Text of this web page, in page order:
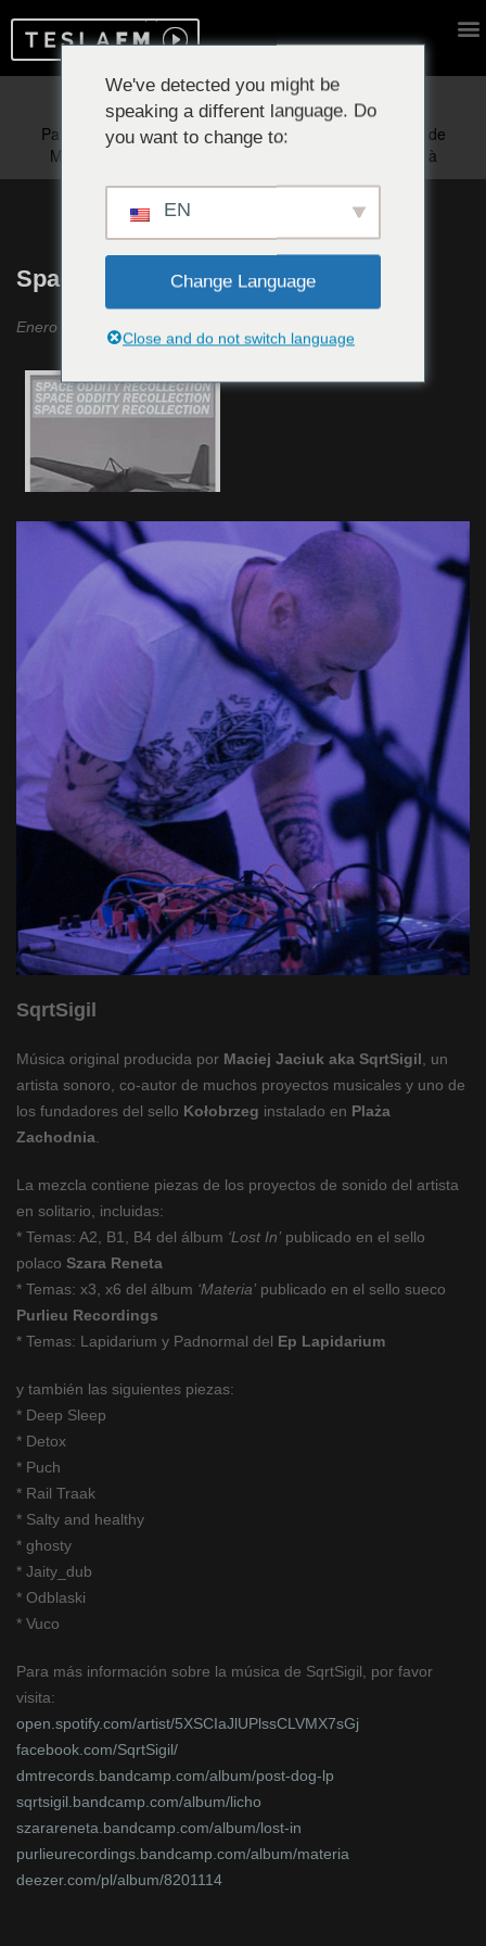
Reproduciendo ahora:
Space Oddity Recollection #7
Enero 2020
SqrtSigil
Música original producida por Maciej Jaciuk aka SqrtSigil , un
artista sonoro, co-autor de muchos proyectos musicales y uno de
los fundadores del sello Kołobrzeg instalado en Plaża
Zachodnia
La mezcla contiene piezas de los proyectos de sonido del artista
en solitario, incluidas:
* Temas: A2, B1, B4 del álbum ‘Lost In’ publicado en el sello
polaco Szara Reneta
* Temas: x3, x6 del álbum ‘Materia’ publicado en el sello sueco
Purlieu Recordings
* Temas: Lapidarium y Padnormal del Ep Lapidarium
y también las siguientes piezas:
* Deep Sleep
* Detox
* Puch
* Rail Traak
* Salty and healthy
* ghosty
* Jaity_dub
* Odblaski
* Vuco
Para más información sobre la música de SqrtSigil, por favor
visita:
open.spotify.com/artist/5XSCIaJlUPlssCLVMX7sGj
facebook.com/SqrtSigil/
dmtrecords.bandcamp.com/album/post-dog-lp
sqrtsigil.bandcamp.com/album/licho
szarareneta.bandcamp.com/album/lost-in
purlieurecordings.bandcamp.com/album/materia
deezer.com/pl/album/8201114
We've detected you might be
speaking a different language. Do
you want to change to:
EN
Change Language
Close and do not switch language